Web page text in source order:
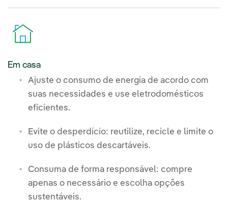
Em casa
Ajuste o consumo de energia de acordo com
suas necessidades e use eletrodomésticos
eficientes.
Evite o desperdício: reutilize, recicle e limite o
uso de plásticos descartáveis.
Consuma de forma responsável: compre
apenas o necessário e escolha opções
sustentáveis.